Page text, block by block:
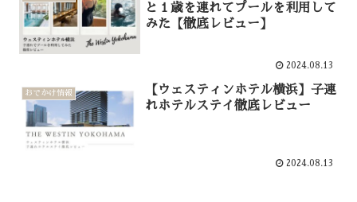
と１歳を連れてプールを利用して
みた【徹底レビュー】
2024.08.13
おでかけ情報
【ウェスティンホテル横浜】子連
れホテルステイ徹底レビュー
2024.08.13